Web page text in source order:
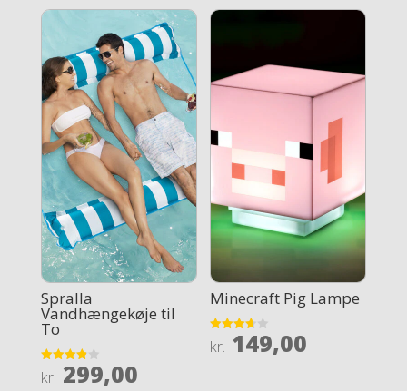
Spralla
Vandhængekøje til
To
Rated
3.9
kr. 299,00
Minecraft Pig Lampe
Rated
3.7
kr. 149,00